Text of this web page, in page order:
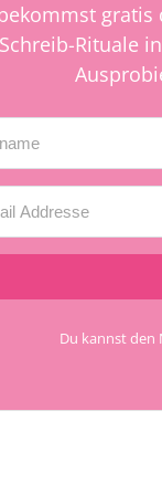
gratis
Rituale
Du kannst den